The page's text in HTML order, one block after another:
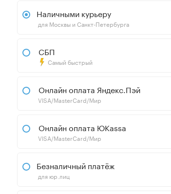
Наличными курьеру
для Москвы и Санкт-Петербурга
СБП
Самый быстрый
Онлайн оплата Яндекс.Пэй
VISA/MasterCard/Мир
Онлайн оплата ЮKassa
VISA/MasterCard/Мир
Безналичный платёж
для юр.лиц